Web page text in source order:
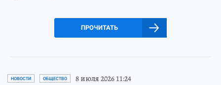
ПРОЧИТАТЬ
НОВОСТИ ОБЩЕСТВО 8 июля 2026 11:24